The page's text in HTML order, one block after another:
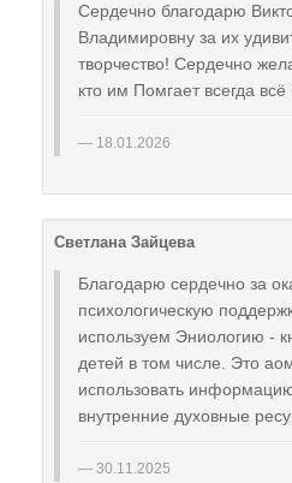
Сердечно благодарю
Владимировну за их
творчество! Сердечно
кто им Помгает всегда
18.01.2026
Светлана Зайцева
Благодарю сердечно за
психологическую
используем Эниологию -
детей в том числе. Это
использовать
внутренние духовные
30.11.2025